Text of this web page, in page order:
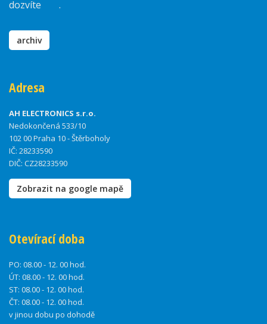
dozvíte
.
archiv
Adresa
AH ELECTRONICS s.r.o.
Nedokončená 533/10
102 00 Praha 10 - Štěrboholy
IČ: 28233590
DIČ: CZ28233590
Zobrazit na google mapě
Otevírací doba
PO: 08.00 - 12. 00 hod.
ÚT: 08.00 - 12. 00 hod.
ST: 08.00 - 12. 00 hod.
ČT: 08.00 - 12. 00 hod.
v jinou dobu po dohodě